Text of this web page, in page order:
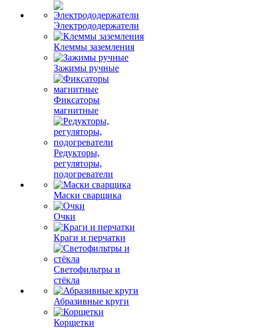
Электрододержатели
Клеммы заземления
Зажимы ручные
Фиксаторы
магнитные
Редукторы,
регуляторы,
подогреватели
Маски сварщика
Очки
Краги и перчатки
Светофильтры и
стёкла
Абразивные круги
Корщетки